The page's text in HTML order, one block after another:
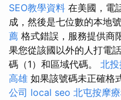
SEO教學資料 在美國，電
成，然後是七位數的本地
薦 格式錯誤，服務提供商
果您從該國以外的人打電
碼（1）和區域代碼。 北
高雄 如果該號碼未正確格
公司 local seo 北屯按摩